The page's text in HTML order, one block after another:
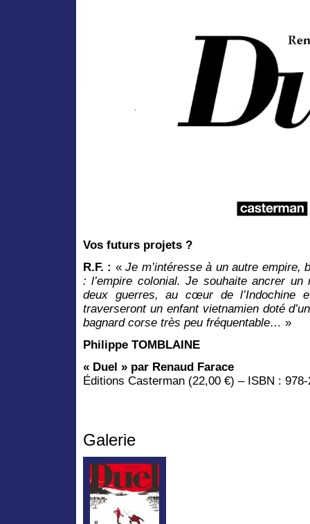
Vos futurs projets ?
R.F. : «Je m’intéresse à un autre empire,
: l’empire colonial. Je souhaite ancrer un
deux guerres, au cœur de l’Indochine
traverseront un enfant vietnamien doté
bagnard corse très peu fréquentable… »
Philippe TOMBLAINE
« Duel » par Renaud Farace
Éditions Casterman (22,00 €) – ISBN : 978-
Galerie